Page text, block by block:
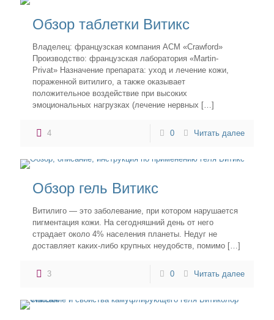
Обзор таблетки Витикс
Владелец: французская компания АСМ «Crawford»
Производство: французская лаборатория «Martin-
Privat» Назначение препарата: уход и лечение кожи,
пораженной витилиго, а также оказывает
положительное воздействие при высоких
эмоциональных нагрузках (лечение нервных […]
4 0 Читать далее
Обзор гель Витикс
Витилиго — это заболевание, при котором нарушается
пигментация кожи. На сегодняшний день от него
страдает около 4% населения планеты. Недуг не
доставляет каких-либо крупных неудобств, помимо […]
3 0 Читать далее